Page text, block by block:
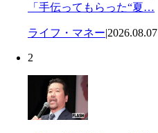
「手伝ってもらった“夏…
ライフ・マネー|2026.08.07
2